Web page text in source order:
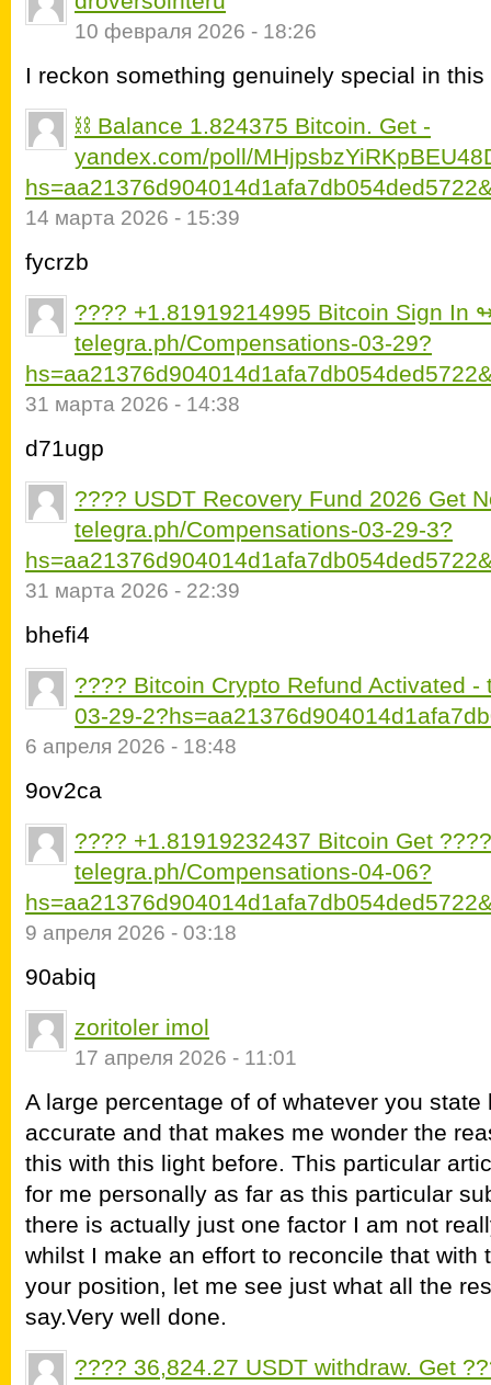
10 февраля 2026 - 18:26
I reckon something genuinely special in this
⛓️ Balance 1.824375 Bitcoin. Get -
yandex.com/poll/
14 марта 2026 - 15:39
fycrzb
???? +1.81919214995 Вitсоin Sign In
telegra.ph/Compensations-03-29?
31 марта 2026 - 14:38
d71ugp
???? USDT Recovery Fund 2026 Get
telegra.ph/Compensations-03-29-3?
31 марта 2026 - 22:39
bhefi4
????️ Bitcoin Crypto Refund Activated
03-29-
6 апреля 2026 - 18:48
9ov2ca
???? +1.81919232437 Вitсоin Get
telegra.ph/Compensations-04-06?
9 апреля 2026 - 03:18
90abiq
zoritoler imol
17 апреля 2026 - 11:01
A large percentage of of whatever you
accurate and that makes me wonder the
this with this light before. This particular
for me personally as far as this particular
there is actually just one factor I am not
whilst I make an effort to reconcile that with
your position, let me see just what all the
say.Very well done.
???? 36,824.27 USDT withdraw. Get